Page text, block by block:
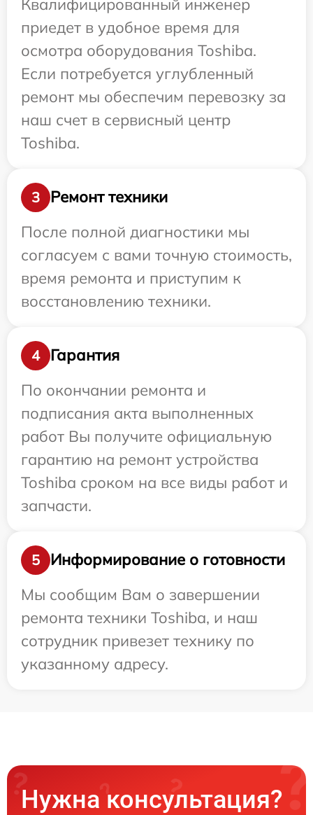
приедет в удобное время для
осмотра оборудования Toshiba.
Если потребуется углубленный
ремонт мы обеспечим перевозку за
наш счет в сервисный центр
Toshiba.
3
Ремонт техники
После полной диагностики мы
согласуем с вами точную стоимость,
время ремонта и приступим к
восстановлению техники.
4
Гарантия
По окончании ремонта и
подписания акта выполненных
работ Вы получите официальную
гарантию на ремонт устройства
Toshiba сроком на все виды работ и
запчасти.
5
Информирование о готовности
Мы сообщим Вам о завершении
ремонта техники Toshiba, и наш
сотрудник привезет технику по
указанному адресу.
Нужна консультация?